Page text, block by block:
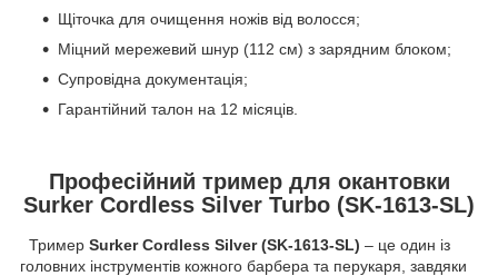
Щіточка для очищення ножів від волосся;
Міцний мережевий шнур (112 см) з зарядним блоком;
Супровідна документація;
Гарантійний талон на 12 місяців.
Професійний тример для окантовки
Surker Сordless Silver Turbo (SK-1613-SL)
Тример Surker Сordless Silver (SK-1613-SL) – це один із
головних інструментів кожного барбера та перукаря, завдяки